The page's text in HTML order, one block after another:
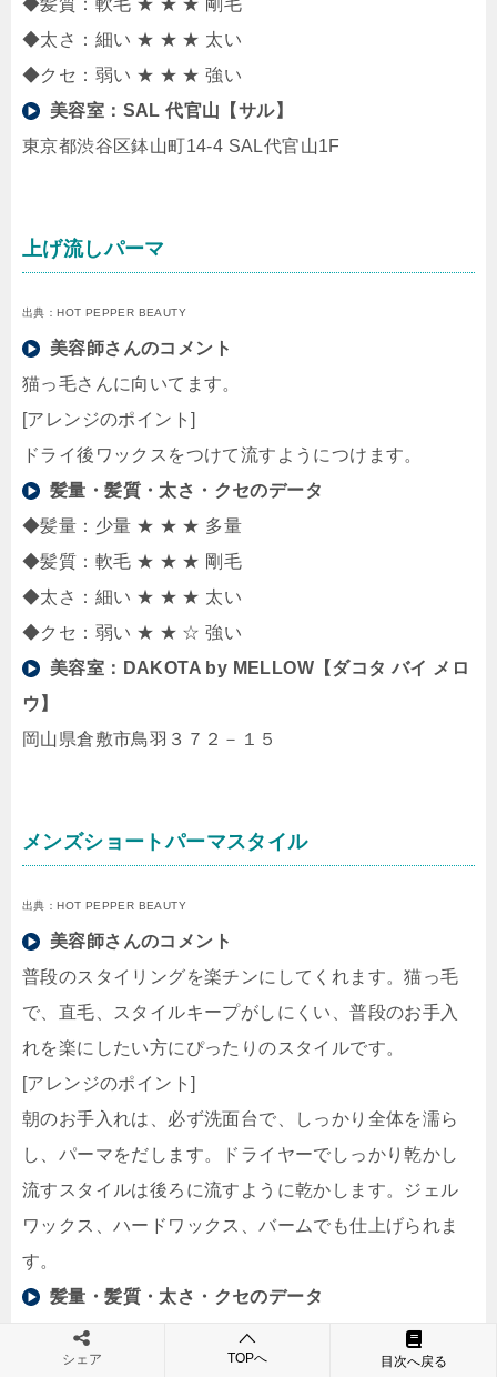
◆太さ：細い ★ ★ ★ 太い
◆クセ：弱い ★ ★ ★ 強い
美容室： SAL 代官山【サル】
東京都渋谷区鉢山町14-4 SAL代官山1F
上げ流しパーマ
出典：HOT PEPPER BEAUTY
美容師さんのコメント
猫っ毛さんに向いてます。
[アレンジのポイント]
ドライ後ワックスをつけて流すようにつけます。
髪量・髪質・太さ・クセのデータ
◆髪量：少量 ★ ★ ★ 多量
◆髪質：軟毛 ★ ★ ★ 剛毛
◆太さ：細い ★ ★ ★ 太い
◆クセ：弱い ★ ★ ☆ 強い
美容室： DAKOTA by MELLOW【ダコタ バイ メロ
ウ】
岡山県倉敷市鳥羽３７２－１５
メンズショートパーマスタイル
出典：HOT PEPPER BEAUTY
美容師さんのコメント
普段のスタイリングを楽チンにしてくれます。猫っ毛
で、直毛、スタイルキープがしにくい、普段のお手入
れを楽にしたい方にぴったりのスタイルです。
[アレンジのポイント]
朝のお手入れは、必ず洗面台で、しっかり全体を濡ら
し、パーマをだします。ドライヤーでしっかり乾かし
流すスタイルは後ろに流すように乾かします。ジェル
ワックス、ハードワックス、バームでも仕上げられま
す。
髪量・髪質・太さ・クセのデータ
◆髪量：少量 ☆ ★ ☆ 多量
◆髪質：軟毛 ☆ ★ ☆ 剛毛
シェア TOPへ 目次へ戻る